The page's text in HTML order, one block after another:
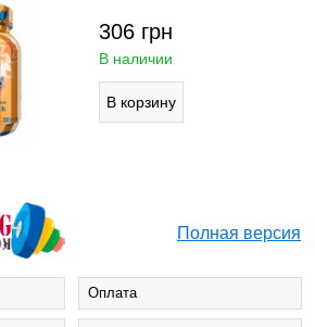
306 грн
В наличии
Полная версия
Оплата